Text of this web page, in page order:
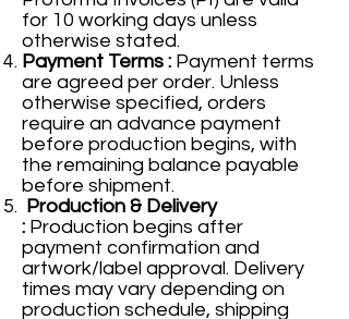
for 10 working days unless
otherwise stated.
Payment Terms : Payment terms
are agreed per order. Unless
otherwise specified, orders
require an advance payment
before production begins, with
the remaining balance payable
before shipment.
Production & Delivery
: Production begins after
payment confirmation and
artwork/label approval. Delivery
times may vary depending on
production schedule, shipping